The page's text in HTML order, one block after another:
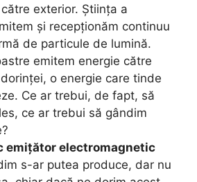
exterior. Știința a
și recepționăm continuu
de particule de lumină.
emitem energie către
o energie care tinde
Ce ar trebui, de fapt, să
ce ar trebui să gândim
emițător electromagnetic
s-ar putea produce, dar nu